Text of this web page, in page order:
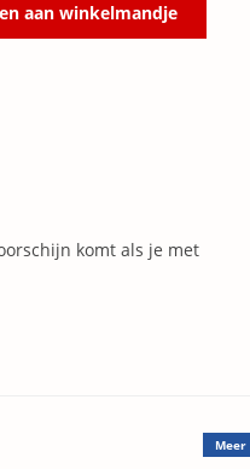
aan winkelmandje
komt als je met
Meer